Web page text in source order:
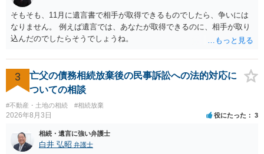
比較的短い熟慮期間のことを考えると、来週早々すぐにでも御連絡す
る方が良いでしょう。 もし法テラスが御利用になれない、あるいは時
間がない等であれば、相続を取扱分野としている弁護士を適宜探し
（WEB等で）、問い合わせてみることです。相続を扱う弁護士でも相
見積もりをとって）、一番安いところでやってもらうことに決めれ
ば、キューちゃんママさんの御希望をかなえることができるのではな
は思います。その場合、かかるのは戸籍等の取得費用と印紙代だけと
を確認し、印紙と共に家庭裁判所に提出して相続放棄申述受理通知書
を待つという流れになります。
そもそも、11月に遺言書で相手が取得できるものでしたら、争いには
なりません。 例えば遺言では、あなたが取得できるのに、相手が取り
込んだのでしたらそうでしょうね。
3
亡父の債務相続放棄後の民事訴訟への法的対応に
ついての相談
#不動産・土地の相続 #相続放棄
2026年8月3日 役にたった 3
相続・遺言に強い弁護士
白井 弘昭 弁護士